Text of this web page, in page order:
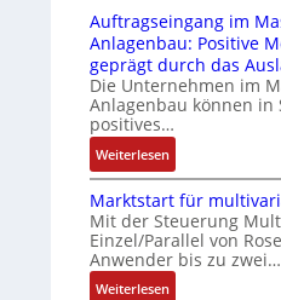
s
i
c
h
f
e
x
i
b
e
l
i
n
e
n
4
u
n
d
5
G
a
Z
e
r
t
i
e
r
u
c
k
a
u
s
g
l
e
i
c
h
Auftragseingang im
Anlagenbau: Positive
geprägt durch das
Die Unternehmen im
Anlagenbau können
positives…
Weiterlesen:
A
u
f
t
r
a
Marktstart für
Mit der Steuerung
Einzel/Parallel von
Anwender bis zu zwei…
Weiterlesen: